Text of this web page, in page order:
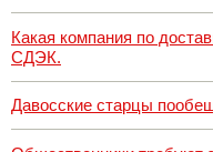
Какая компания по
СДЭК.
Давосские старцы